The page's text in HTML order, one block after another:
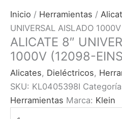
Inicio / Herramientas /
UNIVERSAL AISLADO
ALICATE 8″
1000V (12098-
Alicates, Dieléctricos,
SKU: KL0405398I
Herramientas Marca: Klein